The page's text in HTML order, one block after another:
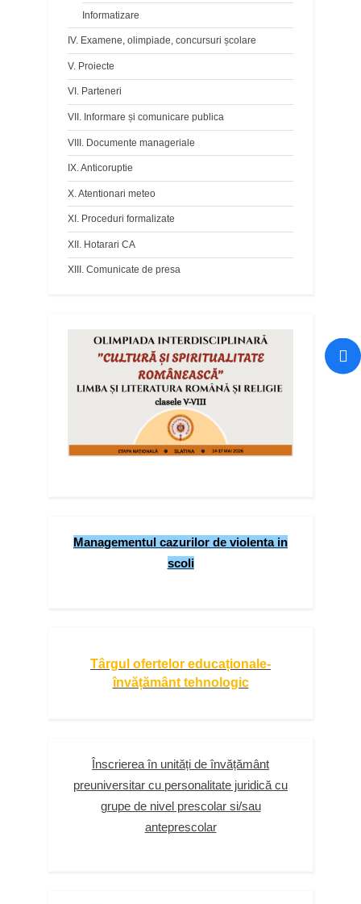
Informatizare
IV. Examene, olimpiade, concursuri școlare
V. Proiecte
VI. Parteneri
VII. Informare și comunicare publica
VIII. Documente manageriale
IX. Anticoruptie
X. Atentionari meteo
XI. Proceduri formalizate
XII. Hotarari CA
XIII. Comunicate de presa
Managementul cazurilor de violenta in
scoli
Târgul ofertelor educaționale-
învățământ tehnologic
Înscrierea în unități de învățământ
preuniversitar cu personalitate juridică cu
grupe de nivel prescolar si/sau
anteprescolar